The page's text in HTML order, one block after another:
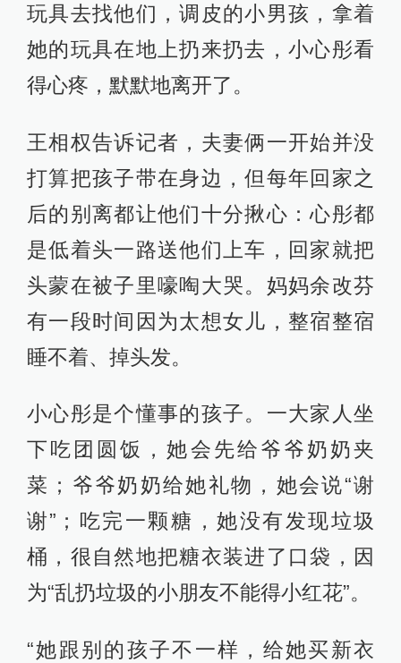
玩具去找他们，调皮的小男孩，拿着
她的玩具在地上扔来扔去，小心彤看
得心疼，默默地离开了。
王相权告诉记者，夫妻俩一开始并没
打算把孩子带在身边，但每年回家之
后的别离都让他们十分揪心：心彤都
是低着头一路送他们上车，回家就把
头蒙在被子里嚎啕大哭。妈妈余改芬
有一段时间因为太想女儿，整宿整宿
睡不着、掉头发。
小心彤是个懂事的孩子。一大家人坐
下吃团圆饭，她会先给爷爷奶奶夹
菜；爷爷奶奶给她礼物，她会说“谢
谢”；吃完一颗糖，她没有发现垃圾
桶，很自然地把糖衣装进了口袋，因
为“乱扔垃圾的小朋友不能得小红花”。
“她跟别的孩子不一样，给她买新衣